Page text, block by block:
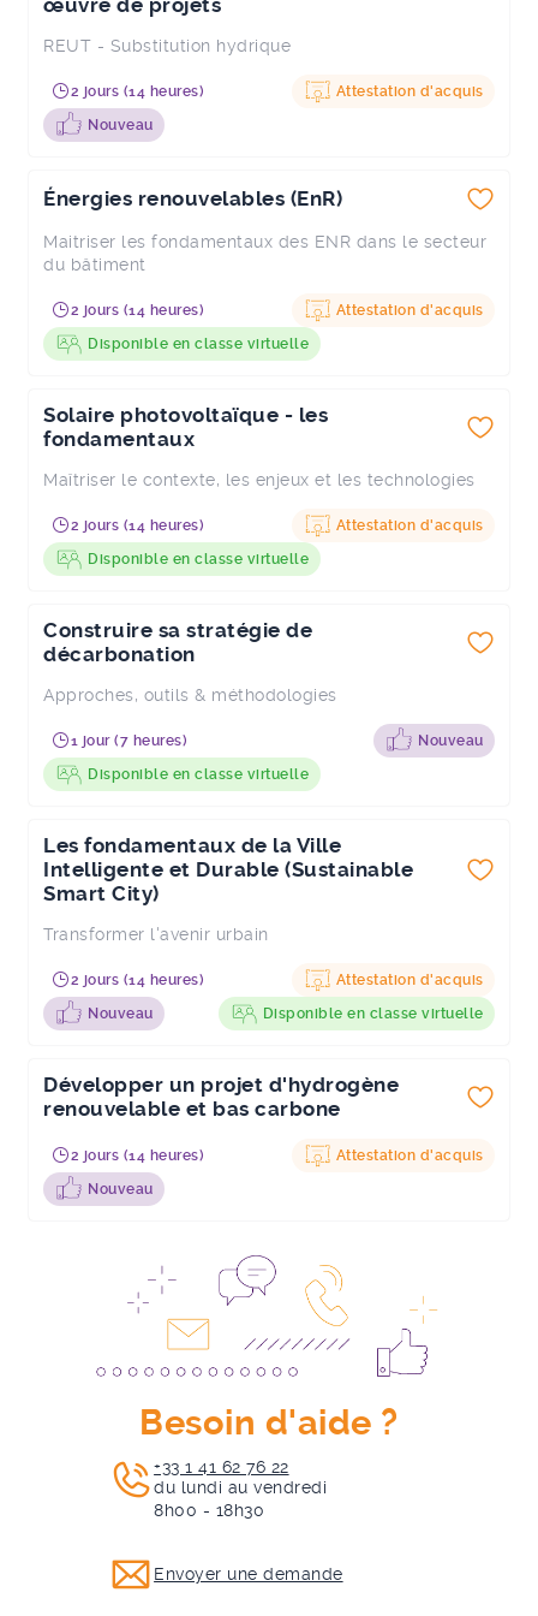
œuvre de projets
REUT - Substitution hydrique
2 jours (14 heures)
Attestation d'acquis
Nouveau
Énergies renouvelables (EnR)
Maitriser les fondamentaux des ENR dans le secteur
du bâtiment
2 jours (14 heures)
Attestation d'acquis
Disponible en classe virtuelle
Solaire photovoltaïque - les
fondamentaux
Maîtriser le contexte, les enjeux et les technologies
2 jours (14 heures)
Attestation d'acquis
Disponible en classe virtuelle
Construire sa stratégie de
décarbonation
Approches, outils & méthodologies
1 jour (7 heures)
Nouveau
Disponible en classe virtuelle
Les fondamentaux de la Ville
Intelligente et Durable (Sustainable
Smart City)
Transformer l'avenir urbain
2 jours (14 heures)
Attestation d'acquis
Nouveau
Disponible en classe virtuelle
Développer un projet d'hydrogène
renouvelable et bas carbone
2 jours (14 heures)
Attestation d'acquis
Nouveau
Besoin d'aide ?
+33 1 41 62 76 22
du lundi au vendredi
8h00 - 18h30
Envoyer une demande